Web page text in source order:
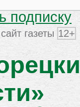
подписку
газеты 12+